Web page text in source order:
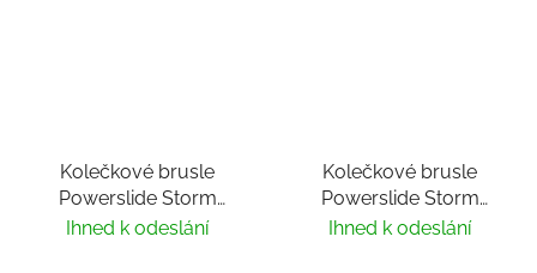
Kolečkové brusle
Powerslide Storm
Mango 80
Ihned k odeslání
Kolečkové brusle
Powerslide Storm
Black 80
Ihned k odeslání